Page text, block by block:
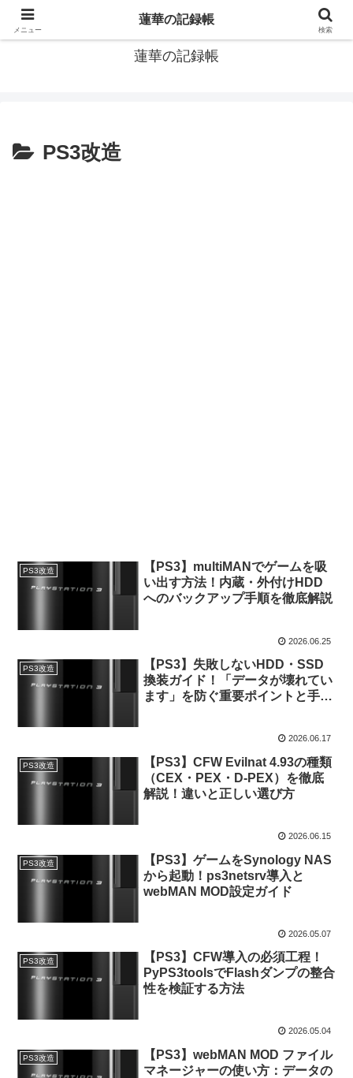
窓際社員の現役SEによるゲーム攻略、IT関連のメモです
蓮華の記録帳
PS3改造
PS3改造
【PS3】multiMANでゲームを吸
い出す方法！内蔵・外付けHDD
へのバックアップ手順を徹底解説
2026.06.25
PS3改造
【PS3】失敗しないHDD・SSD
換装ガイド！「データが壊れてい
ます」を防ぐ重要ポイントと手順
2026.06.17
PS3改造
【PS3】CFW Evilnat 4.93の種類
（CEX・PEX・D-PEX）を徹底
解説！違いと正しい選び方
2026.06.15
PS3改造
【PS3】ゲームをSynology NAS
から起動！ps3netsrv導入と
webMAN MOD設定ガイド
2026.05.07
PS3改造
【PS3】CFW導入の必須工程！
PyPS3toolsでFlashダンプの整合
性を検証する方法
2026.05.04
PS3改造
【PS3】webMAN MOD ファイル
マネージャーの使い方：データの
メニュー
蓮華の記録帳
検索